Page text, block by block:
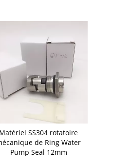
Matériel SS304 rotatoire
de Ring Water
Pump Seal 12mm